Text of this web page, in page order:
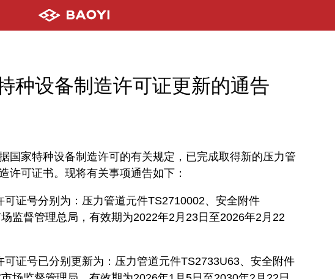
种设备制造许可证更新的通告
国家特种设备制造许可的有关规定，已完成取得新的压力管
许可证书。现将有关事项通告如下：
证号分别为：压力管道元件TS2710002、安全附件
监督管理总局，有效期为2022年2月23日至2026年2月22
可证号已分别更新为：压力管道元件TS2733U63、安全附件